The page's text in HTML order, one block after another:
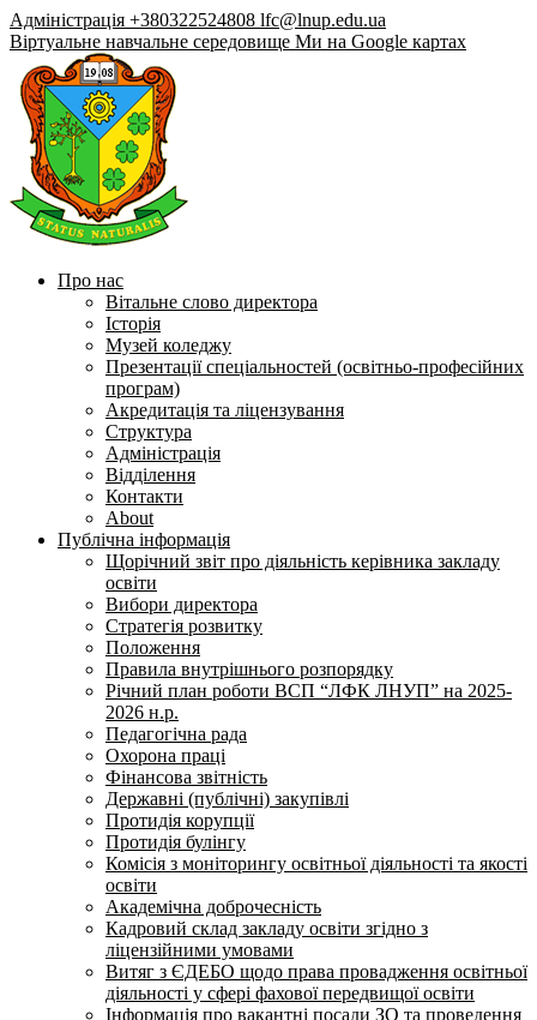
Адміністрація +380322524808 lfc@lnup.edu.ua
Віртуальне навчальне середовище Ми на Google картах
Про нас
Вітальне слово директора
Історія
Музей коледжу
Презентації спеціальностей (освітньо-професійних
програм)
Акредитація та ліцензування
Структура
Адміністрація
Відділення
Контакти
About
Публічна інформація
Щорічний звіт про діяльність керівника закладу
освіти
Вибори директора
Стратегія розвитку
Положення
Правила внутрішнього розпорядку
Річний план роботи ВСП “ЛФК ЛНУП” на 2025-
2026 н.р.
Педагогічна рада
Охорона праці
Фінансова звітність
Державні (публічні) закупівлі
Протидія корупції
Протидія булінгу
Комісія з моніторингу освітньої діяльності та якості
освіти
Академічна доброчесність
Кадровий склад закладу освіти згідно з
ліцензійними умовами
Витяг з ЄДЕБО щодо права провадження освітньої
діяльності у сфері фахової передвищої освіти
Інформація про вакантні посади ЗО та проведення